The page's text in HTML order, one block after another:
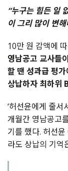
“누구는 힘든 일
이 그리 많이 변
10만 원 감액에
영남공고 교사들이
할 땐 성과급 평가
상납하자 최하위
‘허선윤에게 줄서
개월간 영남공고
기를 했다. 허선윤
라도 상납의 기억